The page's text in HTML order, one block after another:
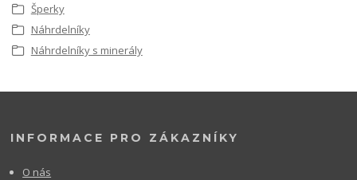
Šperky
Náhrdelníky
Náhrdelníky s minerály
INFORMACE PRO ZÁKAZNÍKY
O nás